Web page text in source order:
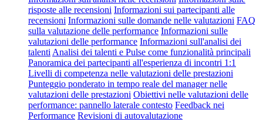
risposte alle recensioni Informazioni sui partecipanti alle
recensioni Informazioni sulle domande nelle valutazioni FAQ
sulla valutazione delle performance Informazioni sulle
valutazioni delle performance Informazioni sull'analisi dei
talenti Analisi dei talenti e Pulse come funzionalità principali
Panoramica dei partecipanti all'esperienza di incontri 1:1
Livelli di competenza nelle valutazioni delle prestazioni
Punteggio ponderato in tempo reale del manager nelle
valutazioni delle prestazioni Obiettivi nelle valutazioni delle
performance: pannello laterale contesto Feedback nei
Performance Revisioni di autovalutazione